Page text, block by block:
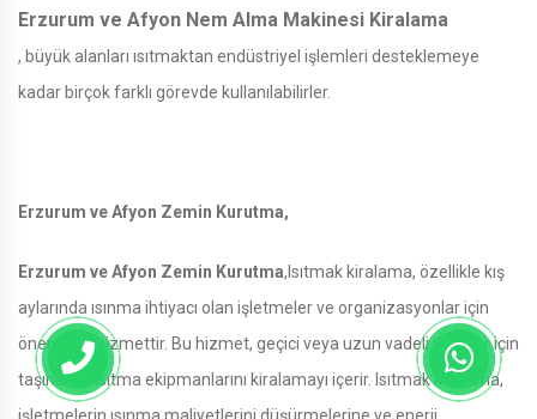
Erzurum ve Afyon Nem Alma Makinesi Kiralama
, büyük alanları ısıtmaktan endüstriyel işlemleri desteklemeye
kadar birçok farklı görevde kullanılabilirler.
Erzurum ve Afyon Zemin Kurutma,
Erzurum ve Afyon Zemin Kurutma,Isıtmak kiralama, özellikle kış
aylarında ısınma ihtiyacı olan işletmeler ve organizasyonlar için
önemli bir hizmettir. Bu hizmet, geçici veya uzun vadeli projeler için
taşınabilir ısıtma ekipmanlarını kiralamayı içerir. Isıtmak kiralama,
işletmelerin ısınma maliyetlerini düşürmelerine ve enerji